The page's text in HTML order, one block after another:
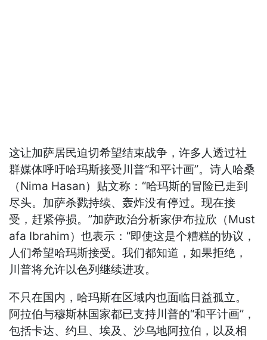
这让加萨居民迫切希望结束战争，许多人透过社
群媒体呼吁哈玛斯接受川普“和平计画”。诗人哈桑
（Nima Hasan）贴文称：“哈玛斯的冒险已走到
尽头。加萨杀戮持续、轰炸没有停过。现在接
受，赶紧停损。”加萨政治分析家伊布拉欣（Must
afa Ibrahim）也表示：“即使这是个糟糕的协议，
人们希望哈玛斯接受。我们都知道，如果拒绝，
川普将允许以色列继续进攻。
不只在国内，哈玛斯在区域内也面临日益孤立。
阿拉伯与穆斯林国家都已支持川普的“和平计画”，
包括卡达、约旦、埃及、沙乌地阿拉伯，以及相